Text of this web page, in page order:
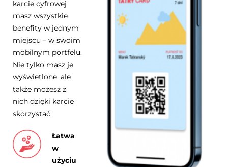
karcie cyfrowej
masz wszystkie
benefity w jednym
miejscu – w swoim
mobilnym portfelu.
Nie tylko masz je
wyświetlone, ale
także możesz z
nich dzięki karcie
skorzystać.
Łatwa
w
użyciu